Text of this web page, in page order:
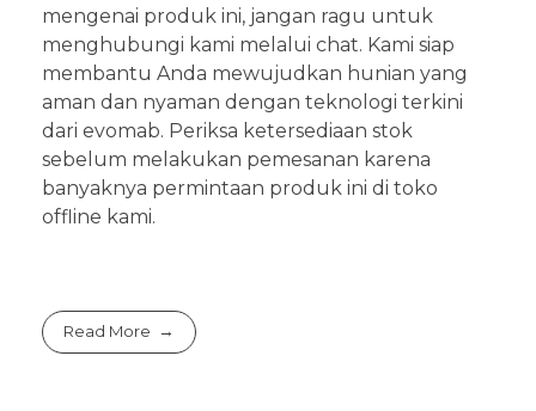
mengenai produk ini, jangan ragu untuk
menghubungi kami melalui chat. Kami siap
membantu Anda mewujudkan hunian yang
aman dan nyaman dengan teknologi terkini
dari evomab. Periksa ketersediaan stok
sebelum melakukan pemesanan karena
banyaknya permintaan produk ini di toko
offline kami.
Read More